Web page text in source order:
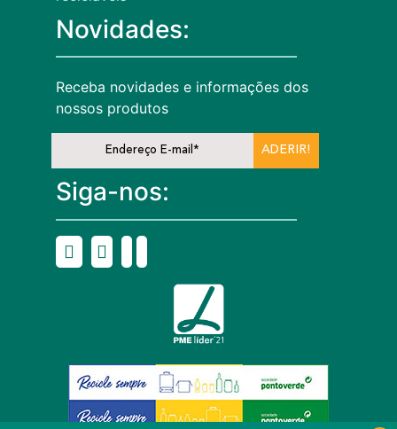
Novidades:
Receba novidades e informações dos
nossos produtos
ADERIR!
Siga-nos: